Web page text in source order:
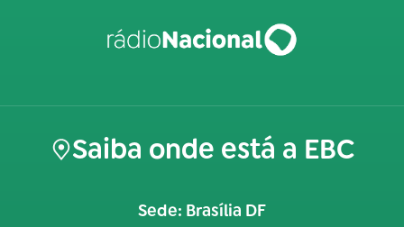
Saiba onde está a EBC
Sede: Brasília DF